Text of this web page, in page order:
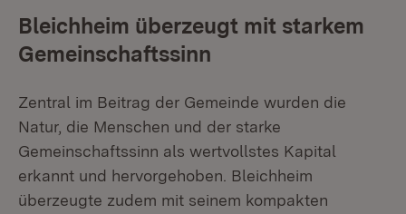
Bleichheim überzeugt mit starkem
Gemeinschaftssinn
Zentral im Beitrag der Gemeinde wurden die
Natur, die Menschen und der starke
Gemeinschaftssinn als wertvollstes Kapital
erkannt und hervorgehoben. Bleichheim
überzeugte zudem mit seinem kompakten